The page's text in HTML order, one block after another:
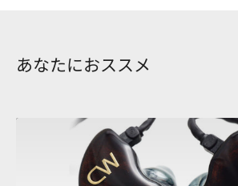
あなたにおススメ